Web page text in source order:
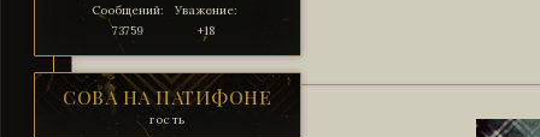
Сообщений:
73759
Уважение:
+18
СОВА НА ПАТИФОНЕ
гость